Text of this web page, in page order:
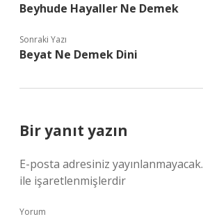
Beyhude Hayaller Ne Demek
Sonraki Yazı
Beyat Ne Demek Dini
Bir yanıt yazın
E-posta adresiniz yayınlanmayacak.
ile işaretlenmişlerdir
Yorum